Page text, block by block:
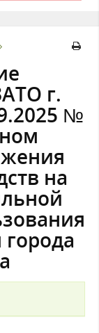
г.
№
на